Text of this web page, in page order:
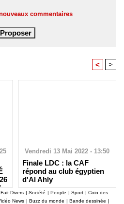
commentaires
< >
Vendredi 13 Mai 2022 - 13:50
Finale LDC : la CAF
répond au club égyptien
d'Al Ahly
Fait Divers | Société | People | Sport | Coin des
News | Buzz du monde | Bande dessinée |